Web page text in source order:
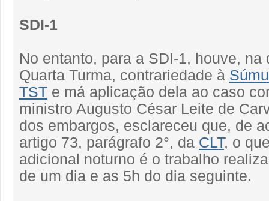
SDI-1
No entanto, para a SDI-1, houve, na
Quarta Turma, contrariedade à
TST e má aplicação dela ao caso
ministro Augusto César Leite de
dos embargos, esclareceu que, de
artigo 73, parágrafo 2°, da CLT, o
adicional noturno é o trabalho
de um dia e as 5h do dia seguinte.